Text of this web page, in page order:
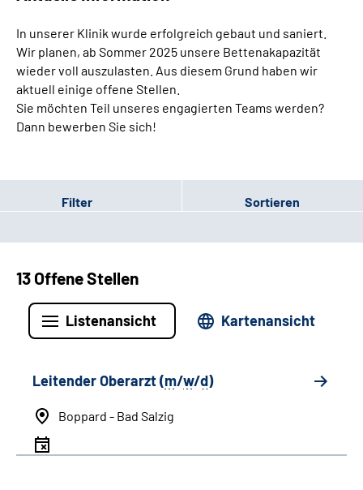
In unserer Klinik wurde erfolgreich gebaut und saniert.
Wir planen, ab Sommer 2025 unsere Bettenakapazität
wieder voll auszulasten. Aus diesem Grund haben wir
aktuell einige offene Stellen.
Sie möchten Teil unseres engagierten Teams werden?
Dann bewerben Sie sich!
Filter Sortieren
13 Offene Stellen
Listenansicht Kartenansicht
Leitender Oberarzt (m/w/d)
Boppard - Bad Salzig